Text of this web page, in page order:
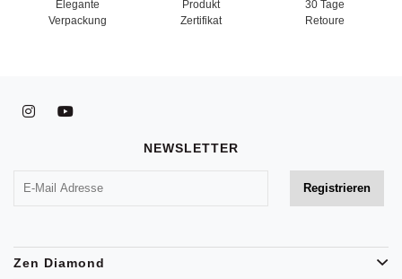
Elegante
Verpackung
Produkt
Zertifikat
30 Tage
Retoure
NEWSLETTER
Zen Diamond